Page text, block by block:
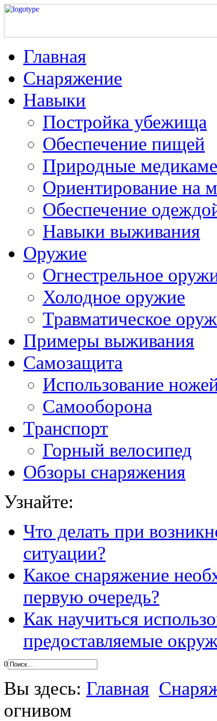
Главная
Снаряжение
Навыки
Постройка убежища
Обеспечение пищей
Природные
Ориентирование на
Обеспечение
Навыки выживания
Оружие
Огнестрельное
Холодное оружие
Травматическое
Примеры выживания
Самозащита
Использование
Самооборона
Транспорт
Горный велосипед
Обзоры снаряжения
Узнайте:
Что делать при
ситуации?
Какое снаряжение
первую очередь?
Как научиться
предоставляемые
0
Вы здесь: Главная
огнивом